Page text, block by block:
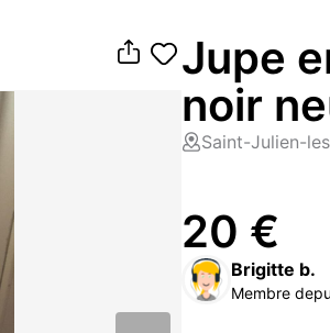
Jupe
noir
Saint-Julien-
20 €
Brigitte b.
Membre